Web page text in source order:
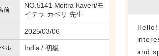
前
NO.5141 Moitra Kaveri/モ
イテラ カベリ 先生
2025/03/06
ル India / 初級
and